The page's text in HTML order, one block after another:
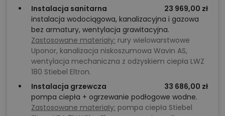
Instalacja sanitarna
23 969,00 zł
instalacja wodociągowa, kanalizacyjna i gazowa
bez armatury, wentylacja grawitacyjna.
Zastosowane materiały: rury wielowarstwowe
Uponor, kanalizacja niskoszumowa Wavin AS,
wentylacja mechaniczna z odzyskiem ciepła LWZ
180 Stiebel Eltron.
Instalacja grzewcza
33 686,00 zł
pompa ciepła + ogrzewanie podłogowe wodne.
Zastosowane materiały: pompa ciepła Stiebel